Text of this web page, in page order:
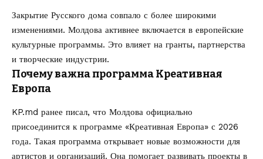
Закрытие Русского дома совпало с более широкими
изменениями. Молдова активнее включается в европейские
культурные программы. Это влияет на гранты, партнерства
и творческие индустрии.
Почему важна программа Креативная
Европа
KP.md ранее писал, что Молдова официально
присоединится к программе «Креативная Европа» с 2026
года. Такая программа открывает новые возможности для
артистов и организаций. Она помогает развивать проекты в